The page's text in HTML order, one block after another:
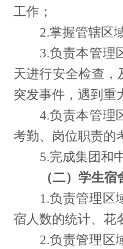
工作；
2.掌握管辖区
3.负责本管理
天进行安全检查，
突发事件，遇到重
4.负责本管理
考勤、岗位职责的
5.完成集团和
（二）学生
1.负责管理区
宿人数的统计、花
2.负责管理区